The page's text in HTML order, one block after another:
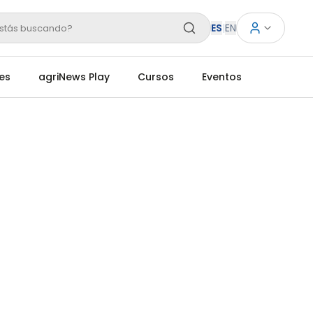
buscando? ES|EN
agriNews Play Cursos Eventos